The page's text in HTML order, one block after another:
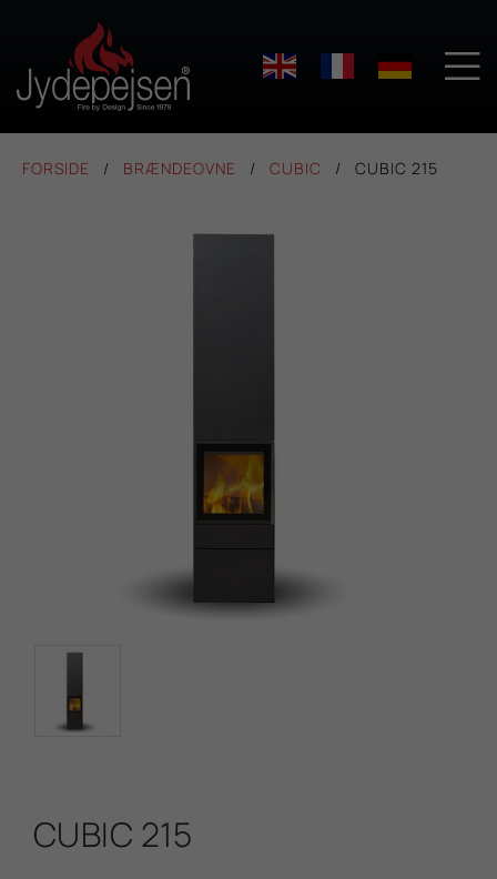

FORSIDE BRÆNDEOVNE CUBIC CUBIC 215
CUBIC 215